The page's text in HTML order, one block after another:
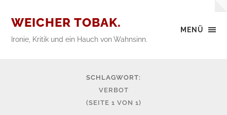
MENÜ
WEICHER TOBAK.
Ironie, Kritik und ein Hauch von Wahnsinn.
SCHLAGWORT:
VERBOT
(SEITE 1 VON 1)